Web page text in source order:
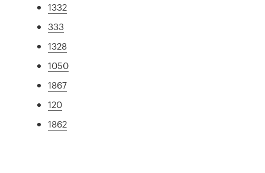
1332
333
1328
1050
1867
120
1862